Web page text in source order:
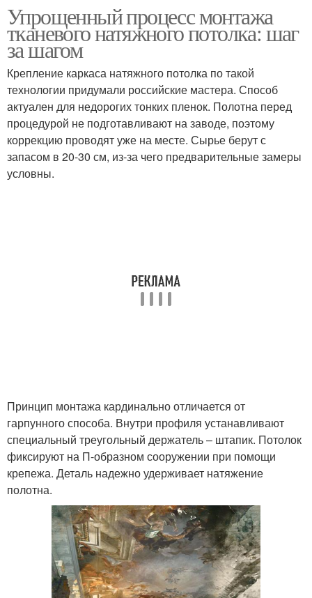
Упрощенный процесс монтажа
тканевого натяжного потолка: шаг
за шагом
Крепление каркаса натяжного потолка по такой
технологии придумали российские мастера. Способ
актуален для недорогих тонких пленок. Полотна перед
процедурой не подготавливают на заводе, поэтому
коррекцию проводят уже на месте. Сырье берут с
запасом в 20-30 см, из-за чего предварительные замеры
условны.
Принцип монтажа кардинально отличается от
гарпунного способа. Внутри профиля устанавливают
специальный треугольный держатель – штапик. Потолок
фиксируют на П-образном сооружении при помощи
крепежа. Деталь надежно удерживает натяжение
полотна.